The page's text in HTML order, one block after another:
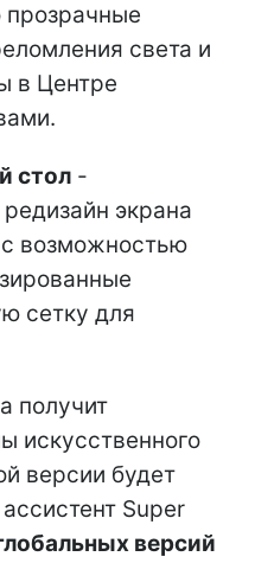
света и
в Центре
стол -
экрана
возможностью
сетку для
получит
искусственного
версии будет
Super
версий